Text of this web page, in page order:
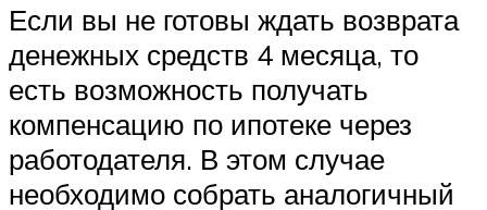
Если вы не готовы ждать возврата
денежных средств 4 месяца, то
есть возможность получать
компенсацию по ипотеке через
работодателя. В этом случае
необходимо собрать аналогичный